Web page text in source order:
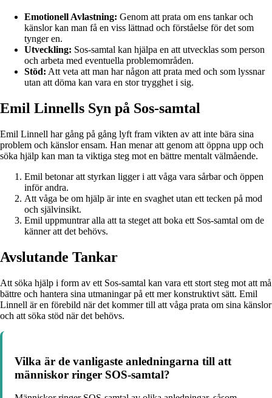
Emotionell Avlastning: Genom att prata om ens tankar och
känslor kan man få en viss lättnad och förståelse för det som
tynger en.
Utveckling: Sos-samtal kan hjälpa en att utvecklas som person
och arbeta med eventuella problemområden.
Stöd: Att veta att man har någon att prata med och som lyssnar
utan att döma kan vara en stor trygghet i sig.
Emil Linnells Syn på Sos-samtal
Emil Linnell har gång på gång lyft fram vikten av att inte bära sina
problem och känslor ensam. Han menar att genom att öppna upp och
söka hjälp kan man ta viktiga steg mot en bättre mentalt välmående.
Emil betonar att styrkan ligger i att våga vara sårbar och öppen
inför andra.
Att våga be om hjälp är inte en svaghet utan ett tecken på mod
och självinsikt.
Emil uppmuntrar alla att ta steget att boka ett Sos-samtal om de
känner att det behövs.
Avslutande Tankar
Att söka hjälp i form av ett Sos-samtal kan vara ett stort steg mot att må
bättre och hantera sina utmaningar på ett mer konstruktivt sätt. Emil
Linnell är en förebild när det kommer till att våga prata om sina känslor
och att söka stöd när det behövs.
Vilka är de vanligaste anledningarna till att
människor ringer SOS-samtal?